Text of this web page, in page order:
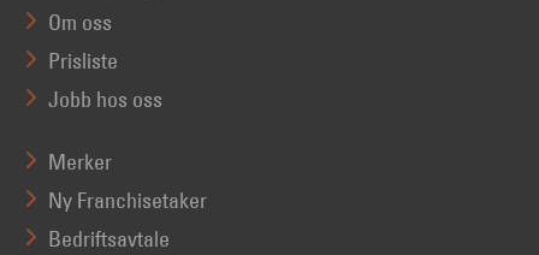
Om oss
Prisliste
Jobb hos oss
Merker
Ny Franchisetaker
Bedriftsavtale